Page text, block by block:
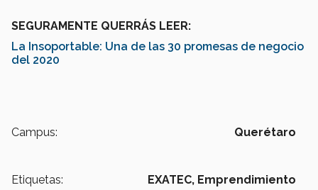
SEGURAMENTE QUERRÁS LEER:
La Insoportable: Una de las 30 promesas de negocio
del 2020
Campus: Querétaro
Etiquetas: EXATEC, Emprendimiento